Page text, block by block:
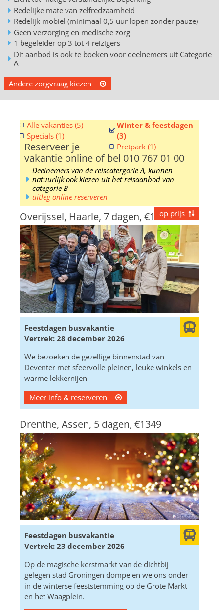
Redelijke mate van zelfredzaamheid
Redelijk mobiel (minimaal 0,5 uur lopen zonder pauze)
Geen verzorging en medische zorg
1 begeleider op 3 tot 4 reizigers
Dit aanbod is ook te boeken voor deelnemers uit Categorie
A
Andere zorgvraag kiezen
Alle vakanties (5)
Winter & feestdagen
(3)
Specials (1)
Pretpark (1)
Reserveer je
vakantie online of bel 010 767 01 00
Deelnemers van de reiscatergorie A, kunnen
natuurlijk ook kiezen uit het reisaanbod van
categorie B
uitleg online reserveren
op prijs
Overijssel, Haarle, 7 dagen, €1299
Feestdagen busvakantie
Vertrek: 28 december 2026
We bezoeken de gezellige binnenstad van
Deventer met sfeervolle pleinen, leuke winkels en
warme lekkernijen.
Meer info & reserveren
Drenthe, Assen, 5 dagen, €1349
Feestdagen busvakantie
Vertrek: 23 december 2026
Op de magische kerstmarkt van de dichtbij
gelegen stad Groningen dompelen we ons onder
in de winterse feeststemming op de Grote Markt
en het Waagplein.